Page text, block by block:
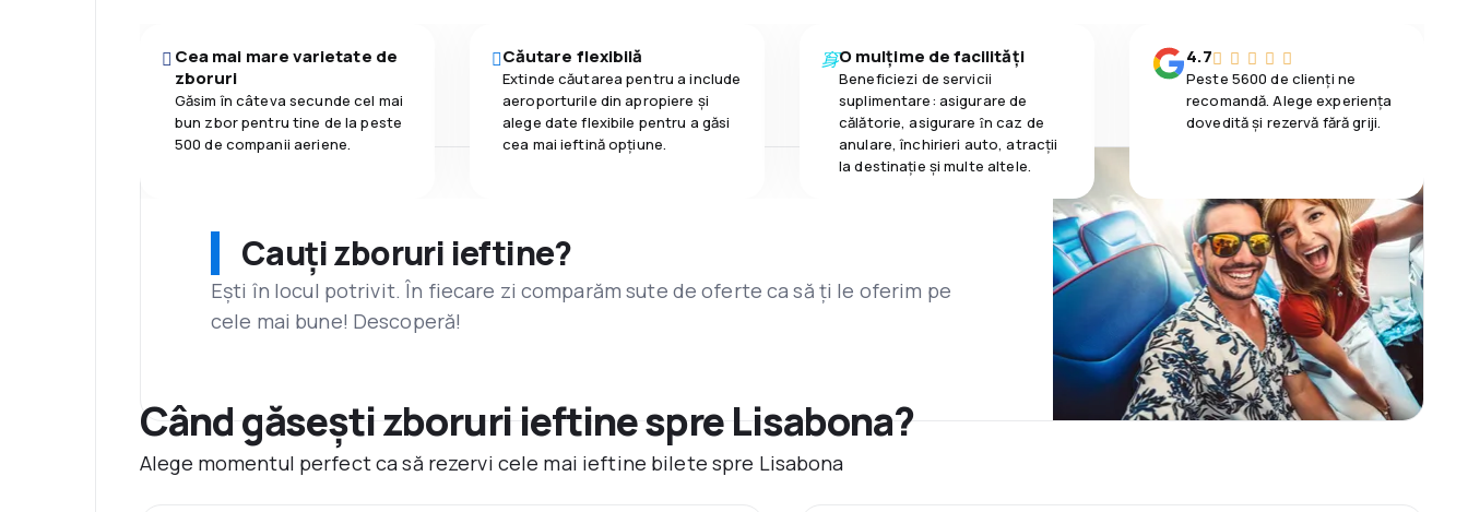
Cea mai mare varietate de
zboruri
Găsim în câteva secunde cel mai
bun zbor pentru tine de la peste
500 de companii aeriene.
Căutare flexibilă
Extinde căutarea pentru a include
aeroporturile din apropiere și
alege date flexibile pentru a găsi
cea mai ieftină opțiune.
O mulțime de facilități
Beneficiezi de servicii
suplimentare: asigurare de
călătorie, asigurare ȋn caz de
anulare, închirieri auto, atracții
la destinaţie și multe altele.
4.7
Peste 5600 de clienți ne
recomandă. Alege experiența
dovedită și rezervă fără griji.
Cauți zboruri ieftine?
Ești în locul potrivit. În fiecare zi comparăm sute de oferte ca să ți le oferim pe
cele mai bune! Descoperă!
Când găsești zboruri ieftine spre Lisabona?
Alege momentul perfect ca să rezervi cele mai ieftine bilete spre Lisabona